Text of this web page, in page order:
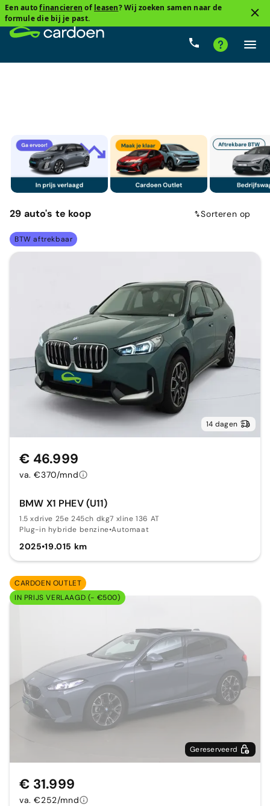
Een autofinancieren of leasen? Wij zoeken samen naar de
formule die bij je past.
Type versnelling Brandstof
29 auto's te koop Sorteren op
BTW aftrekbaar
14 dagen
BMW X1 PHEV (U11)
1.5 xdrive 25e 245ch dkg7 xline 136 AT
Plug-in hybride benzine•Automaat
2025•19.015 km
€ 46.999
va. €370/mnd
CARDOEN OUTLET
IN PRIJS VERLAAGD (- €500)
Gereserveerd
€ 31.999
va. €252/mnd